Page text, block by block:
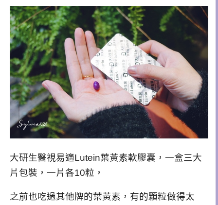
大研生醫視易適Lutein葉黃素軟膠囊，一盒三大
片包裝，一片各10粒，
之前也吃過其他牌的葉黃素，有的顆粒做得太